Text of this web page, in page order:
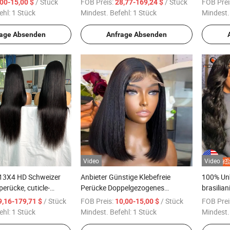
Spitzenperücken
15,00 $
1 Stück
Absenden
Günstige Menschenhaar Perücken
Haarperücken
28,77-169,24 $
Mindest. Befehl: 1 Stück
Anfrage Absenden
HD Schweizer
cuticle-
Rohhaare,
179,71 $ / Stück
1 Stück
Video
Anbieter Günstige Klebefreie
Perücke Doppelgezogenes
Jungfräuliches Menschenhaar
Perücken Beste Gerade
FOB Preis: 10,00-15,00 $ / Stück
Mindest. Befehl: 1 Stück
Video
100%
FOB